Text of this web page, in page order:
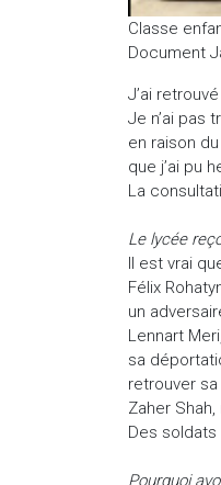
Classe
Document
J’ai
Je n’ai pas
en raison
que j’ai pu
La
Le lycée
Il est vrai
Félix
un
Lennart
sa
retrouver
Zaher
Des
Pourquoi